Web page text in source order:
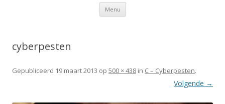
Menu Spring
inhoud
cyberpesten
Gepubliceerd 19 maart 2013 op 500 × 438 in C – Cyberpesten.
Volgende →